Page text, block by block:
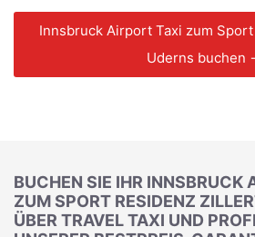
Innsbruck Airport Taxi zum
Uderns buchen
BUCHEN SIE IHR INNSBRUCK
ZUM SPORT RESIDENZ
ÜBER TRAVEL TAXI UND